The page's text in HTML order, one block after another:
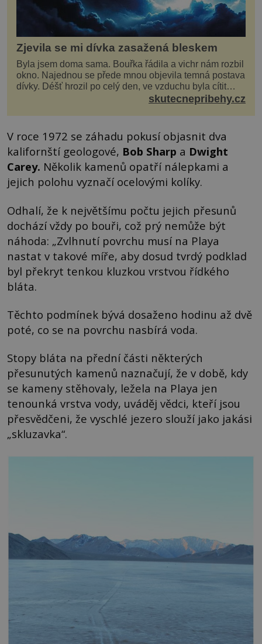
Zjevila se mi dívka zasažená bleskem
Byla jsem doma sama. Bouřka řádila a vichr nám rozbil
okno. Najednou se přede mnou objevila temná postava
dívky. Déšť hrozil po celý den, ve vzduchu byla cítit
bouřka. Do topolů před domem se opřel ví...skutecnepribehy.cz
V roce 1972 se záhadu pokusí objasnit dva
kalifornští geologové, Bob Sharp a Dwight
Carey. Několik kamenů opatří nálepkami a
jejich polohu vyznačí ocelovými kolíky.
Odhalí, že k největšímu počtu jejich přesunů
dochází vždy po bouři, což prý nemůže být
náhoda: „Zvlhnutí povrchu musí na Playa
nastat v takové míře, aby dosud tvrdý podklad
byl překryt tenkou kluzkou vrstvou řídkého
bláta.
Těchto podmínek bývá dosaženo hodinu až dvě
poté, co se na povrchu nasbírá voda.
Stopy bláta na přední části některých
přesunutých kamenů naznačují, že v době, kdy
se kameny stěhovaly, ležela na Playa jen
tenounká vrstva vody, uváděj vědci, kteří jsou
přesvědčeni, že vyschlé jezero slouží jako jakási
„skluzavka“.